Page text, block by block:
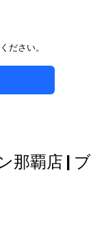
ださい。
那覇店 | ブ
アを目指す